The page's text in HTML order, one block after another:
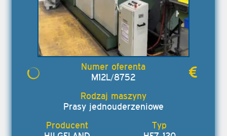
M12L/8752
Prasy jednouderzeniowe